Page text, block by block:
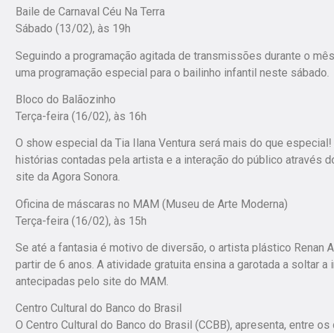
Baile de Carnaval Céu Na Terra
Sábado (13/02), às 19h
Seguindo a programação agitada de transmissões durante o
uma programação especial para o bailinho infantil neste sábado.
Bloco do Balãozinho
Terça-feira (16/02), às 16h
O show especial da Tia Ilana Ventura será mais do que
histórias contadas pela artista e a interação do público através
site da Agora Sonora.
Oficina de máscaras no MAM (Museu de Arte Moderna)
Terça-feira (16/02), às 15h
Se até a fantasia é motivo de diversão, o artista plástico Renan
partir de 6 anos. A atividade gratuita ensina a garotada a soltar
antecipadas pelo site do MAM.
Centro Cultural do Banco do Brasil
O Centro Cultural do Banco do Brasil (CCBB), apresenta, entre